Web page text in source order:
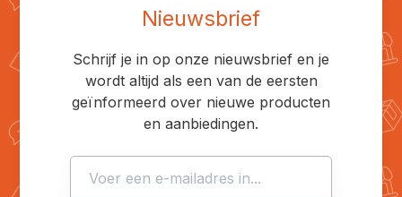
Nieuwsbrief
Schrijf je in op onze nieuwsbrief en je
wordt altijd als een van de eersten
geïnformeerd over nieuwe producten
en aanbiedingen.